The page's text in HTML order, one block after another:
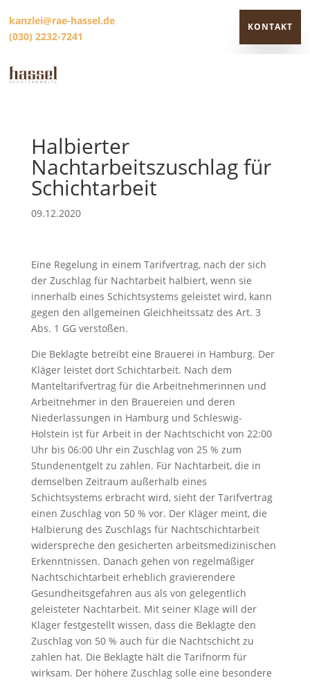
kanzlei@rae-hassel.de
(030) 2232-7241
KONTAKT
Halbierter
Nachtarbeitszuschlag für
Schichtarbeit
09.12.2020
Eine Regelung in einem Tarifvertrag, nach der sich
der Zuschlag für Nachtarbeit halbiert, wenn sie
innerhalb eines Schichtsystems geleistet wird, kann
gegen den allgemeinen Gleichheitssatz des Art. 3
Abs. 1 GG verstoßen.
Die Beklagte betreibt eine Brauerei in Hamburg. Der
Kläger leistet dort Schichtarbeit. Nach dem
Manteltarifvertrag für die Arbeitnehmerinnen und
Arbeitnehmer in den Brauereien und deren
Niederlassungen in Hamburg und Schleswig-
Holstein ist für Arbeit in der Nachtschicht von 22:00
Uhr bis 06:00 Uhr ein Zuschlag von 25 % zum
Stundenentgelt zu zahlen. Für Nachtarbeit, die in
demselben Zeitraum außerhalb eines
Schichtsystems erbracht wird, sieht der Tarifvertrag
einen Zuschlag von 50 % vor. Der Kläger meint, die
Halbierung des Zuschlags für Nachtschichtarbeit
widerspreche den gesicherten arbeitsmedizinischen
Erkenntnissen. Danach gehen von regelmäßiger
Nachtschichtarbeit erheblich gravierendere
Gesundheitsgefahren aus als von gelegentlich
geleisteter Nachtarbeit. Mit seiner Klage will der
Kläger festgestellt wissen, dass die Beklagte den
Zuschlag von 50 % auch für die Nachtschicht zu
zahlen hat. Die Beklagte hält die Tarifnorm für
wirksam. Der höhere Zuschlag solle eine besondere